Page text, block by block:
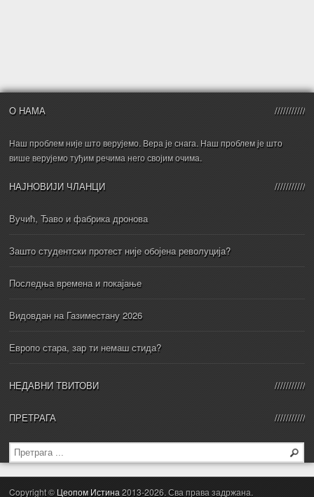
О НАМА
Наш проблем није што верујемо. Вера је снага. Наш проблем је што
више верујемо туђим речима него својим очима.
НАЈНОВИЈИ ЧЛАНЦИ
Вучић, Ђаво и фабрика дронова
Зашто студентски протест није обојена револуција?
Последња времена и покајање
Видовдан на Газиместану 2026
Европо стара, зар ти немаш стида?
НЕДАВНИ ТВИТОВИ
ПРЕТРАГА
Copyright © Цеопом Истина2013-2026. Сва права задржана.